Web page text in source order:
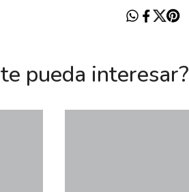
pueda interesar?